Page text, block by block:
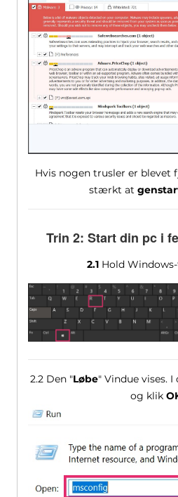
Hvis nogen trusler er blevet
stærkt at
Trin 2: Start din pc i
2.1 Hold
2.2 Den "Løbe" Vindue vises. I
og klik